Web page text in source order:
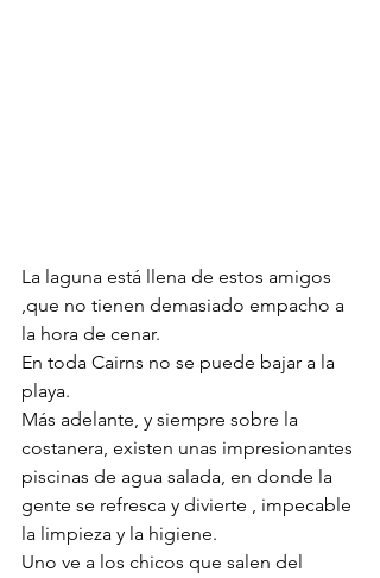
La laguna está llena de estos amigos
,que no tienen demasiado empacho a
la hora de cenar.
En toda Cairns no se puede bajar a la
playa.
Más adelante, y siempre sobre la
costanera, existen unas impresionantes
piscinas de agua salada, en donde la
gente se refresca y divierte , impecable
la limpieza y la higiene.
Uno ve a los chicos que salen del